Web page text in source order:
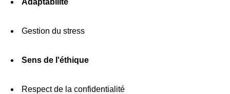
Gestion du stress
Sens de l'éthique
Respect de la confidentialité